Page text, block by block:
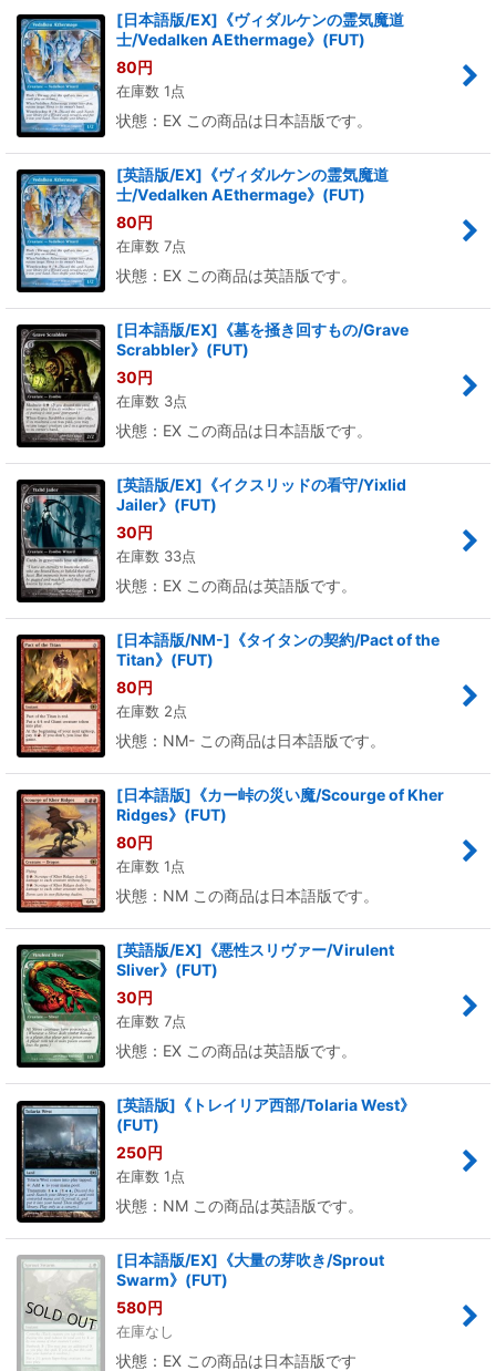
[日本語版/EX]《ヴィダルケンの霊気魔道
士/Vedalken AEthermage》(FUT)
80円
在庫数 1点
状態：EX この商品は日本語版です。
[英語版/EX]《ヴィダルケンの霊気魔道
士/Vedalken AEthermage》(FUT)
80円
在庫数 7点
状態：EX この商品は英語版です。
[日本語版/EX]《墓を掻き回すもの/Grave
Scrabbler》(FUT)
30円
在庫数 3点
状態：EX この商品は日本語版です。
[英語版/EX]《イクスリッドの看守/Yixlid
Jailer》(FUT)
30円
在庫数 33点
状態：EX この商品は英語版です。
[日本語版/NM-]《タイタンの契約/Pact of the
Titan》(FUT)
80円
在庫数 2点
状態：NM- この商品は日本語版です。
[日本語版]《カー峠の災い魔/Scourge of Kher
Ridges》(FUT)
80円
在庫数 1点
状態：NM この商品は日本語版です。
[英語版/EX]《悪性スリヴァー/Virulent
Sliver》(FUT)
30円
在庫数 7点
状態：EX この商品は英語版です。
[英語版]《トレイリア西部/Tolaria West》
(FUT)
250円
在庫数 1点
状態：NM この商品は英語版です。
[日本語版/EX]《大量の芽吹き/Sprout
Swarm》(FUT)
580円
在庫なし
状態：EX この商品は日本語版です